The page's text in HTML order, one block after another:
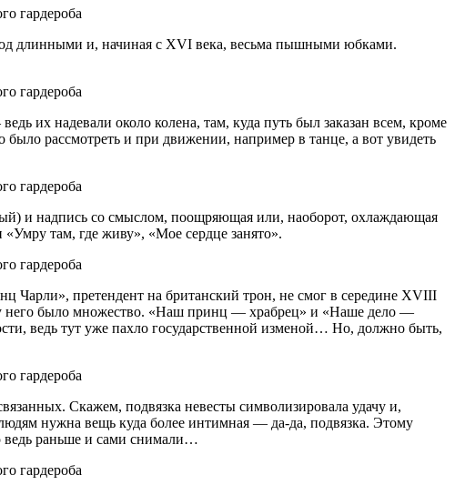
длинными и, начиная с XVI века, весьма пышными юбками.
их надевали около колена, там, куда путь был заказан всем, кроме
рассмотреть и при движении, например в танце, а вот увидеть
и надпись со смыслом, поощряющая или, наоборот, охлаждающая
там, где живу», «Мое сердце занято».
Чарли», претендент на британский трон, не смог в середине XVIII
у него было множество. «Наш принц — храбрец» и «Наше дело —
ведь тут уже пахло государственной изменой… Но, должно быть,
Скажем, подвязка невесты символизировала удачу и,
нужна вещь куда более интимная — да-да, подвязка. Этому
ведь раньше и сами снимали…